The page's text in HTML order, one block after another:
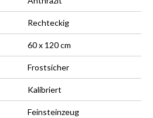
Rechteckig
60 x 120 cm
Frostsicher
Kalibriert
Feinsteinzeug